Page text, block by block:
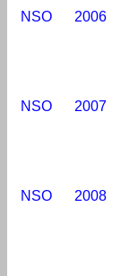
NSO
2006
NSO
2007
NSO
2008